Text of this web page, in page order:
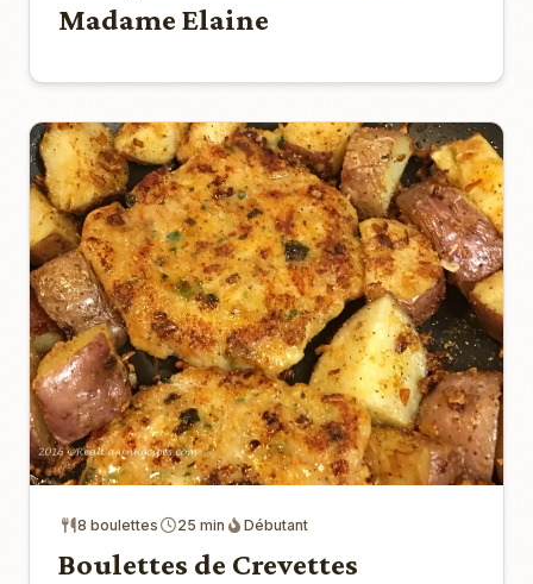
Madame Elaine
8 boulettes 25 min Débutant
Boulettes de Crevettes